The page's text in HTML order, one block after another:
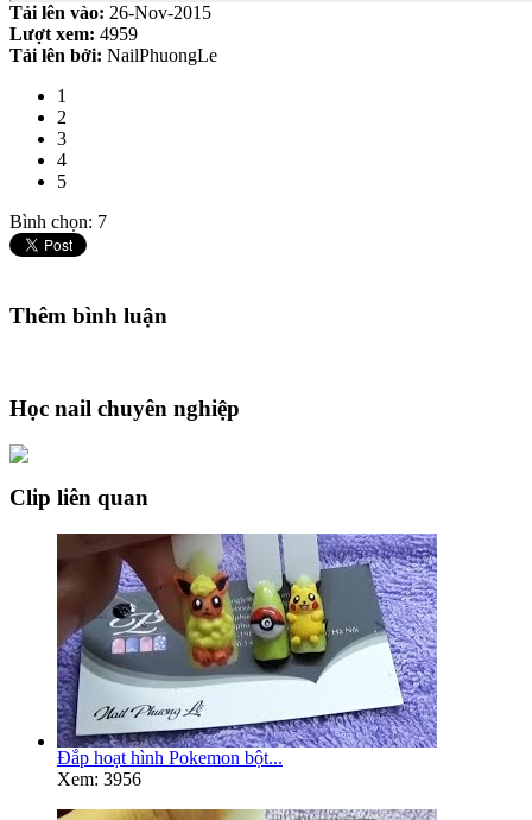
Tải lên vào: 26-Nov-2015
Lượt xem: 4959
Tải lên bởi: NailPhuongLe
1
2
3
4
5
Bình chọn: 7
Thêm bình luận
Học nail chuyên nghiệp
Clip liên quan
Đắp hoạt hình Pokemon bột...
Xem: 3956